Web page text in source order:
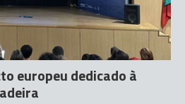
europeu dedicado à